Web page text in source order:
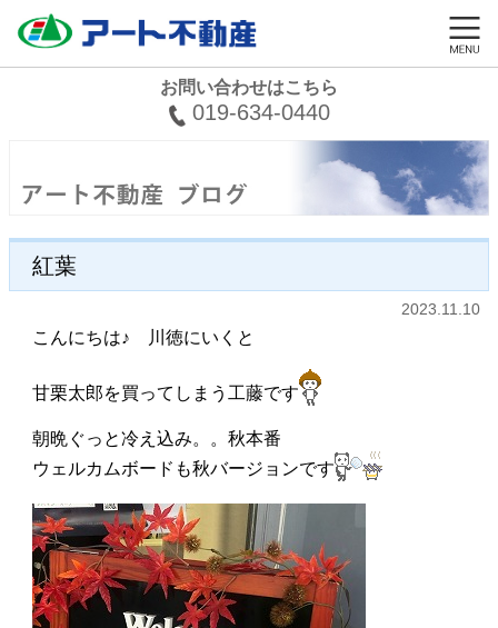
お問い合わせはこちら
019-634-0440
紅葉
2023.11.10
こんにちは♪ 川徳にいくと
甘栗太郎を買ってしまう工藤です
朝晩ぐっと冷え込み。。秋本番
ウェルカムボードも秋バージョンです